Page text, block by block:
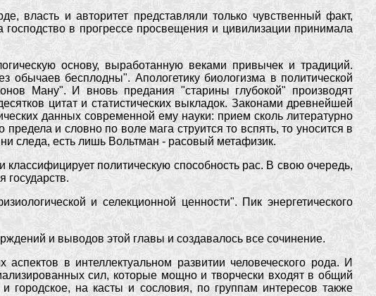
власть и авторитет представляли только чувственный факт,
в прогрессе просвещения и цивилизации принимала
основу, выработанную веками привычек и традиций.
обычаев бесплодны". Апологетику биологизма в политической
Ману". И вновь предания "старины глубокой" производят
цитат и статистических выкладок. Законами древнейшей
данных современной ему науки: прием сколь литературно
и словно по воле мага струится то вспять, то уносится в
следа, есть лишь Вольтман - расовый метафизик.
политическую способность рас. В свою очередь,
государств.
и селекционной ценности". Пик энергетического
и выводов этой главы и создавалось все сочинение.
в интеллектуальном развитии человеческого рода. И
сил, которые мощно и творчески входят в общий
городское, на касты и сословия, по группам интересов также